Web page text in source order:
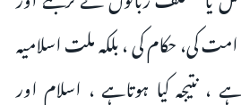
امت کی، حکام کی ، بلکہ ملت اسلامیہ
، نتیجہ کیا ہوتاہے ، اسلام اور